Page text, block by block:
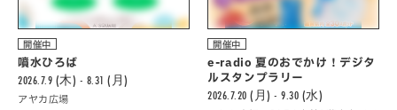
開催中
噴水ひろば
2026.7.9 (木) - 8.31 (月)
アヤカ広場
開催中
e-radio 夏のおでかけ！デジタ
ルスタンプラリー
2026.7.20 (月) - 9.30 (水)